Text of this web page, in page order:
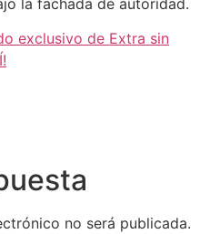
exclusivo de Extra sin
no será publicada.